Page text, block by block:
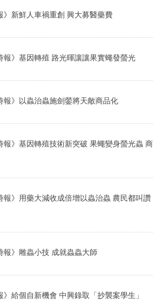
》新鮮人車禍重創 興大募醫藥費
報》基因轉殖 路光暉讓讓果實蠅發螢光
報》以蟲治蟲施劍鎣將天敵商品化
報》基因轉殖技術新突破 果蠅變身螢光蟲 商
報》用藥大減收成倍增以蟲治蟲 農民都叫讚
報》雕蟲小技 成就蟲蟲大師
》給個自新機會 中興錄取「抄襲案學生」